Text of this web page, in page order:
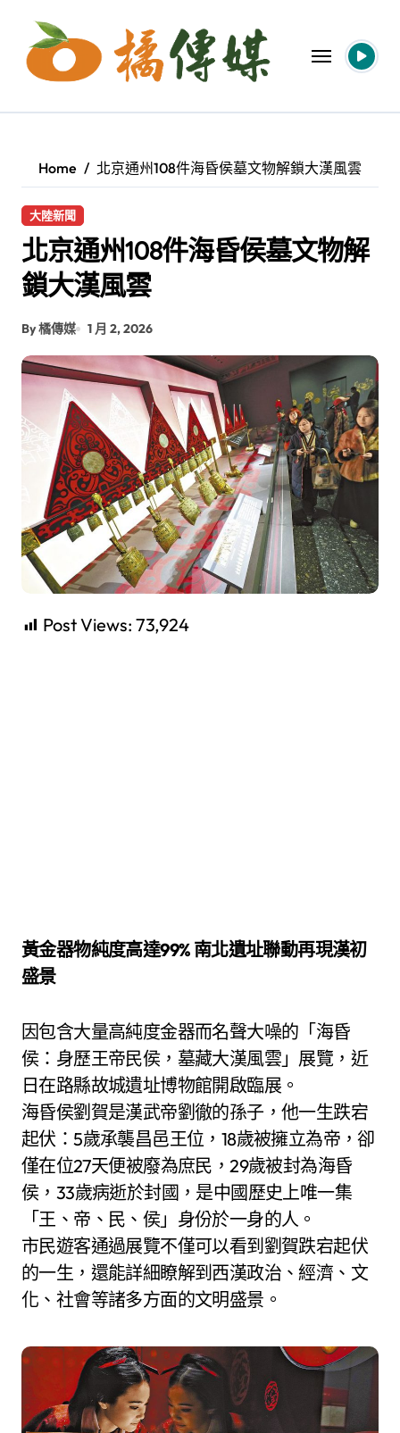
content
Home 北京通州108件海昏侯墓文物解鎖大漢風雲
大陸新聞
北京通州108件海昏侯墓文物解
鎖大漢風雲
By 橘傳媒 1 月 2, 2026
Post Views: 73,924
黃金器物純度高達99% 南北遺址聯動再現漢初
盛景
因包含大量高純度金器而名聲大噪的「海昏
侯：身歷王帝民侯，墓藏大漢風雲」展覽，近
日在路縣故城遺址博物館開啟臨展。
海昏侯劉賀是漢武帝劉徹的孫子，他一生跌宕
起伏：5歲承襲昌邑王位，18歲被擁立為帝，卻
僅在位27天便被廢為庶民，29歲被封為海昏
侯，33歲病逝於封國，是中國歷史上唯一集
「王、帝、民、侯」身份於一身的人。
市民遊客通過展覽不僅可以看到劉賀跌宕起伏
的一生，還能詳細瞭解到西漢政治、經濟、文
化、社會等諸多方面的文明盛景。